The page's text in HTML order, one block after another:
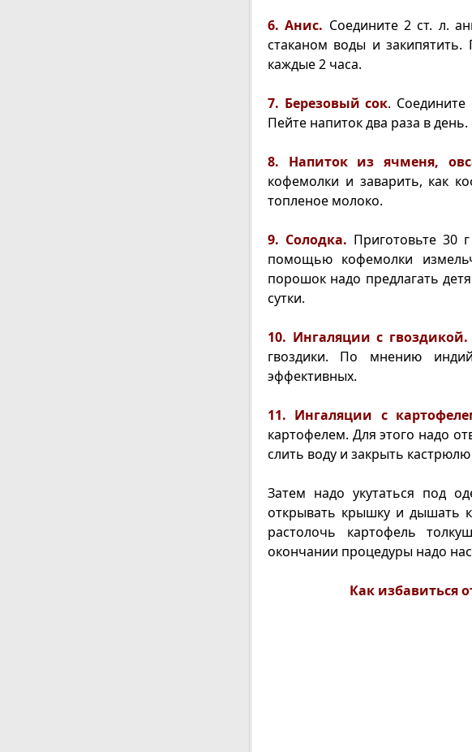
6. Анис. Соедините 2 ст. л.
стаканом воды и
каждые 2 часа.
7. Березовый сок. Соедините
Пейте напиток два раза в день.
8. Напиток из ячменя,
кофемолки и заварить, как
топленое молоко.
9. Солодка. Приготовьте 30 г
помощью кофемолки
порошок надо предлагать
сутки.
10. Ингаляции с гвоздикой.
гвоздики. По мнению
эффективных.
11. Ингаляции с
картофелем. Для этого надо
слить воду и закрыть
Затем надо укутаться под
открывать крышку и дышать
растолочь картофель
окончании процедуры надо
Как избавиться